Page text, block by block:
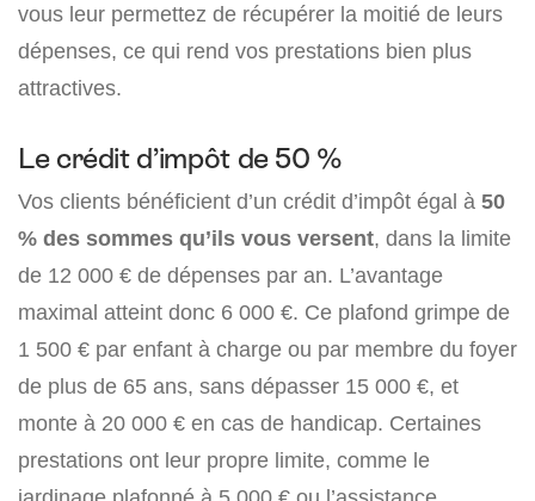
vous leur permettez de récupérer la moitié de leurs
dépenses, ce qui rend vos prestations bien plus
attractives.
Le crédit d’impôt de 50 %
Vos clients bénéficient d’un crédit d’impôt égal à 50
% des sommes qu’ils vous versent, dans la limite
de 12 000 € de dépenses par an. L’avantage
maximal atteint donc 6 000 €. Ce plafond grimpe de
1 500 € par enfant à charge ou par membre du foyer
de plus de 65 ans, sans dépasser 15 000 €, et
monte à 20 000 € en cas de handicap. Certaines
prestations ont leur propre limite, comme le